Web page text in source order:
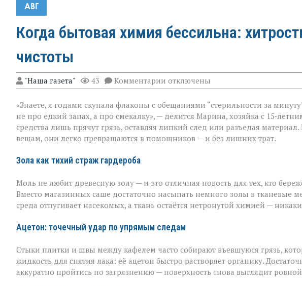
АВГ
Когда бытовая химия бессильна:
чистоты
"Наша газета" 43 Комментарии к
записи
бытовая
химия
бессильна:
хитрости
для
отключены
«Знаете, я годами скупала флаконы с обещаниями “стерильности за
не про едкий запах, а про смекалку», — делится Марина, хозяйка с
средства лишь прячут грязь, оставляя липкий след или разъедая
вещам, они легко превращаются в помощников — и без лишних трат.
Зола как тихий страж гардероба
Моль не любит древесную золу — и это отличная новость для тех, кто
Вместо магазинных саше достаточно насыпать немного золы в тканевые
среда отпугивает насекомых, а ткань остаётся нетронутой химией —
Ацетон: точечный удар по упрямым следам
Стыки плитки и швы между кафелем часто собирают въевшуюся грязь,
жидкость для снятия лака: её ацетон быстро растворяет органику.
аккуратно пройтись по загрязнению — поверхность снова выглядит